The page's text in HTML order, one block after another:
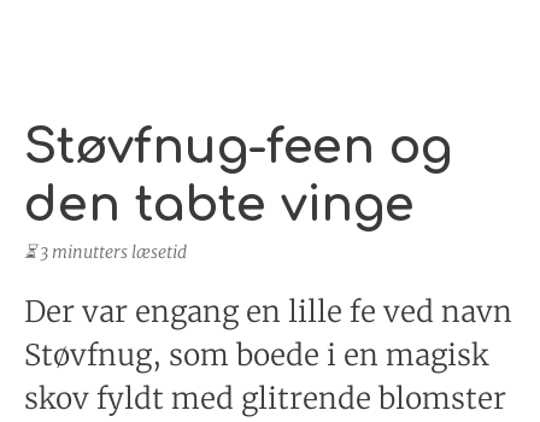
Støvfnug-feen og
den tabte vinge
⏳ 3 minutters læsetid
Der var engang en lille fe ved navn
Støvfnug, som boede i en magisk
skov fyldt med glitrende blomster